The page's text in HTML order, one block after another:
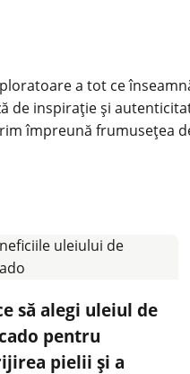
a tot ce
de inspirație și
împreună frumusețea
să alegi uleiul de
pentru
pielii și a